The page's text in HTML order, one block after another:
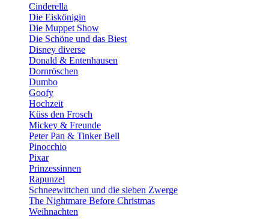
Cinderella
Die Eiskönigin
Die Muppet Show
Die Schöne und das Biest
Disney diverse
Donald & Entenhausen
Dornröschen
Dumbo
Goofy
Hochzeit
Küss den Frosch
Mickey & Freunde
Peter Pan & Tinker Bell
Pinocchio
Pixar
Prinzessinnen
Rapunzel
Schneewittchen und die sieben Zwerge
The Nightmare Before Christmas
Weihnachten